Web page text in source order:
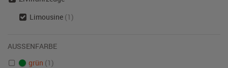
Limousine (1)
AUSSENFARBE
grün (1)